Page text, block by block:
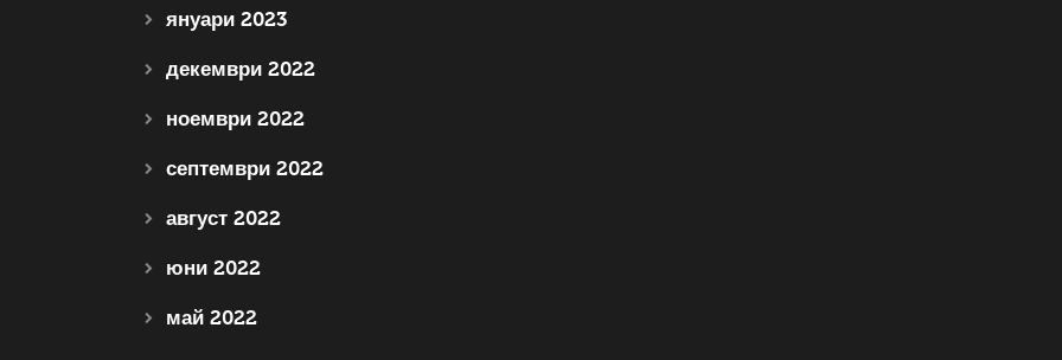
януари 2023
декември 2022
ноември 2022
септември 2022
август 2022
юни 2022
май 2022